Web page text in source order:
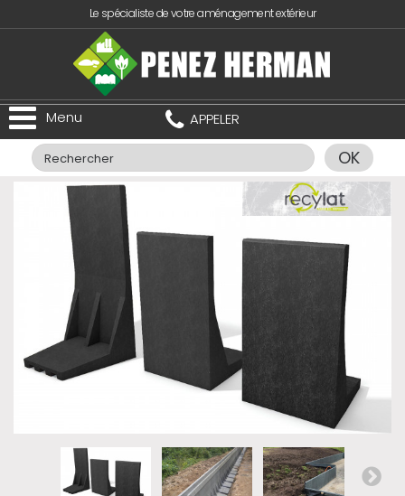
Le spécialiste de votre aménagement extérieur
APPELER
OK
Menu